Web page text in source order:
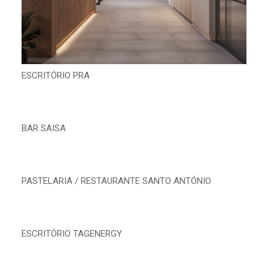
ESCRITÓRIO PRA
BAR SAISA
PASTELARIA / RESTAURANTE SANTO ANTÓNIO
ESCRITÓRIO TAGENERGY